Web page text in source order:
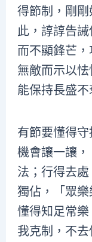
得節制，剛
此，諄諄告
而不顯鋒芒
無敵而示以
能保持長盛不
有節要懂得
機會讓一讓
法；行得去
獨佔，「眾
懂得知足常
我克制，不